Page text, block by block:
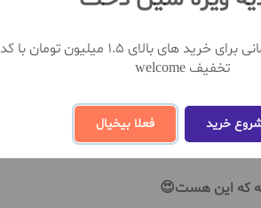
- نکات منفی :
که این هست😍
تخفیف 100هزار تومانی برای خرید های بالای 1.5 میلیون تومان با کد
تخفیف welcome
خرید فعلا بیخیال